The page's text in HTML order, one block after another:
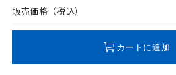
問い合わせください。
販売価格（税込）
カートに追加